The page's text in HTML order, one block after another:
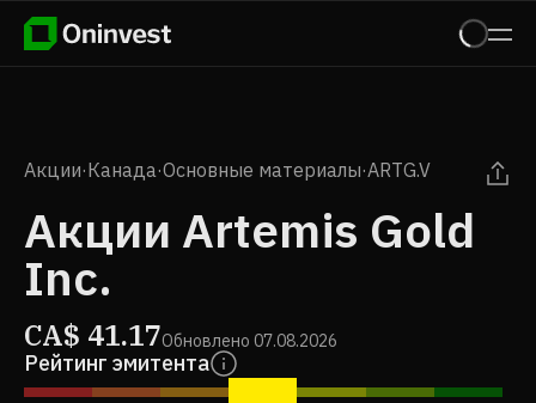
Акции·Канада·Основные материалы·ARTG.V
Акции Artemis Gold
Inc.
CA$ 41.17Обновлено 07.08.2026
Рейтинг эмитента